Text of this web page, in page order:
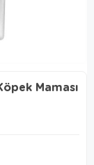
Maması